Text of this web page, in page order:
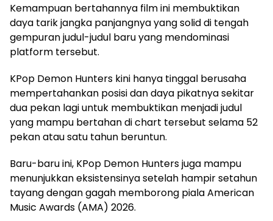
Kemampuan bertahannya film ini membuktikan
daya tarik jangka panjangnya yang solid di tengah
gempuran judul-judul baru yang mendominasi
platform tersebut.
KPop Demon Hunters kini hanya tinggal berusaha
mempertahankan posisi dan daya pikatnya sekitar
dua pekan lagi untuk membuktikan menjadi judul
yang mampu bertahan di chart tersebut selama 52
pekan atau satu tahun beruntun.
Baru-baru ini, KPop Demon Hunters juga mampu
menunjukkan eksistensinya setelah hampir setahun
tayang dengan gagah memborong piala American
Music Awards (AMA) 2026.